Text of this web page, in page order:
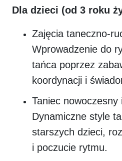
Dla dzieci (od 3 roku
Zajęcia taneczno-
Wprowadzenie do
tańca poprzez
koordynacji i
Taniec nowoczesny
Dynamiczne style
starszych dzieci,
i poczucie rytmu.